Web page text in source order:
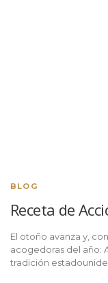
BLOG
Receta de
El otoño avanza y,
acogedoras del año:
tradición